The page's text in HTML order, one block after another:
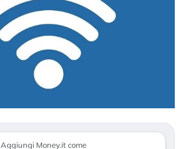
Aggiungi Money.it come